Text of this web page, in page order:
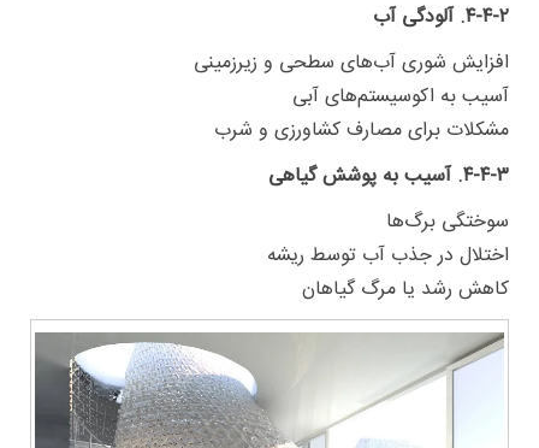
۴-۴-۲. آلودگی آب
افزایش شوری آب‌های سطحی و زیرزمینی
آسیب به اکوسیستم‌های آبی
مشکلات برای مصارف کشاورزی و شرب
۴-۴-۳. آسیب به پوشش گیاهی
سوختگی برگ‌ها
اختلال در جذب آب توسط ریشه
کاهش رشد یا مرگ گیاهان